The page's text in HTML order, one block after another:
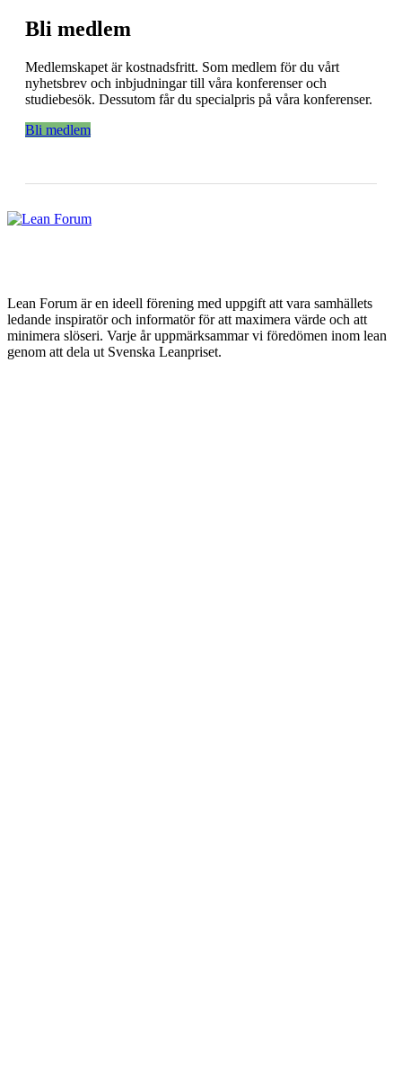
Bli medlem
Medlemskapet är kostnadsfritt. Som medlem för du vårt
nyhetsbrev och inbjudningar till våra konferenser och
studiebesök. Dessutom får du specialpris på våra konferenser.
Bli medlem
Lean Forum är en ideell förening med uppgift att vara samhällets
ledande inspiratör och informatör för att maximera värde och att
minimera slöseri. Varje år uppmärksammar vi föredömen inom lean
genom att dela ut Svenska Leanpriset.